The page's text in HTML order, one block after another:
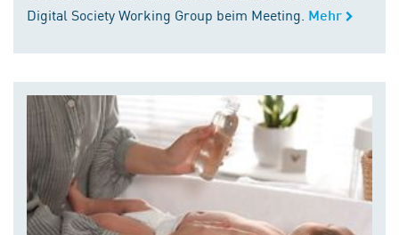
Digital Society Working Group beim Meeting. Mehr